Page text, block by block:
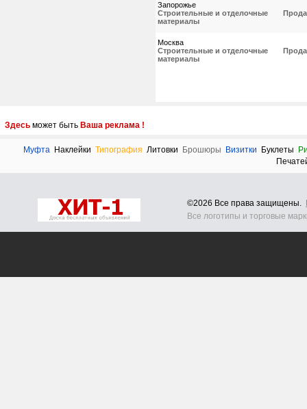
Запорожье
Строительные и отделочные
материалы
Москва
Строительные и отделочные
материалы
Здесь может быть Ваша реклама !
Муфта Наклейки Типография Литовки Брошюры Визитки Буклеты
©2026 Все права защищены.
Все логотипы и торговые